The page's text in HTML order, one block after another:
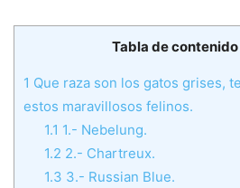
Tabla de contenido
1 Que raza son los gatos grises,
estos maravillosos felinos.
1.1 1.- Nebelung.
1.2 2.- Chartreux.
1.3 3.- Russian Blue.